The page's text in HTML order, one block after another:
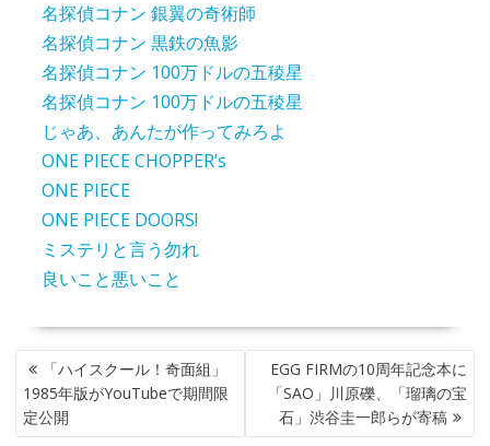
名探偵コナン 銀翼の奇術師
名探偵コナン 黒鉄の魚影
名探偵コナン 100万ドルの五稜星
名探偵コナン 100万ドルの五稜星
じゃあ、あんたが作ってみろよ
ONE PIECE CHOPPER’s
ONE PIECE
ONE PIECE DOORS!
ミステリと言う勿れ
良いこと悪いこと
投
稿
ナ
ビ
「ハイスクール！奇面組」
1985年版がYouTubeで期間限
定公開
EGG FIRMの10周年記念本に
「SAO」川原礫、「瑠璃の宝
石」渋谷圭一郎らが寄稿